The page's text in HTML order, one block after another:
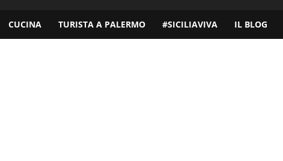
CUCINA TURISTA A PALERMO #SICILIAVIVA IL BLOG